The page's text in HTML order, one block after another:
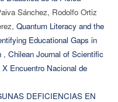
Sánchez, Rodolfo Ortiz
Quantum Literacy and the
Educational Gaps in
, Chilean Journal of Scientific
Encuentro Nacional de
DEFICIENCIAS EN